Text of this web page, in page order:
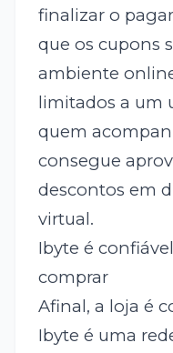
finalizar o
que os cupons
ambiente
limitados a um
quem
consegue
descontos em
virtual.
Ibyte é
comprar
Afinal, a loja é
Ibyte é uma